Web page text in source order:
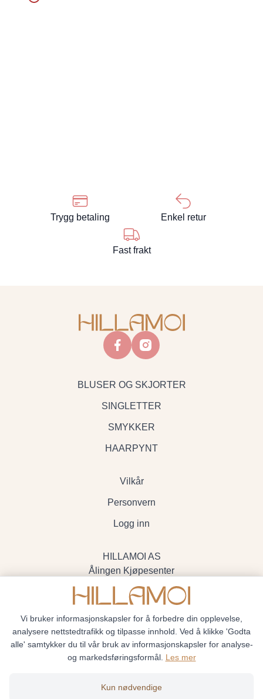
Trygg betaling Enkel retur
Fast frakt
facebookinstagram
BLUSER OG SKJORTER
SINGLETTER
SMYKKER
HAARPYNT
Vilkår
Personvern
Logg inn
HILLAMOI AS
Ålingen Kjøpesenter
Myrenvegen 19, 3570 Ål
- Org.nr. 928705234
Vi bruker informasjonskapsler for å forbedre din opplevelse,
analysere nettstedtrafikk og tilpasse innhold. Ved å klikke 'Godta
alle' samtykker du til vår bruk av informasjonskapsler for analyse-
og markedsføringsformål. Les mer
Kun nødvendige